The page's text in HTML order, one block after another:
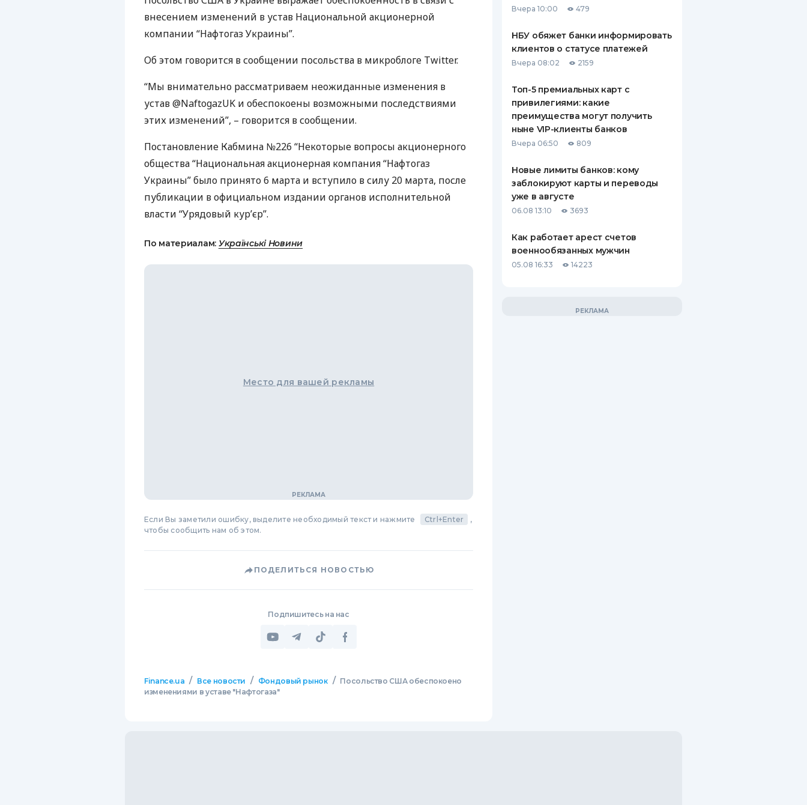
ЕЖЕМЕСЯЧНЫЙ ОБЗОР
БАНКОВСКИМ КАРТАМ
СТРАХОВАНИЮ
ВСЕ СТРАХОВЫЕ ПОЛИСЫ
ОТЗЫВЫ О СТРАХОВЫХ
КОМПАНИЯХ
внесением изменений в устав Национальной акционерной
компании “Нафтогаз Украины”.
Об этом говорится в сообщении посольства в микроблоге Twitter.
“Мы внимательно рассматриваем неожиданные изменения в
устав @NaftogazUK и обеспокоены возможными последствиями
этих изменений”, – говорится в сообщении.
Постановление Кабмина №226 “Некоторые вопросы акционерного
общества “Национальная акционерная компания “Нафтогаз
Украины” было принято 6 марта и вступило в силу 20 марта, после
публикации в официальном издании органов исполнительной
власти “Урядовый кур’єр”.
По материалам: Українські Новини
Место для вашей рекламы
Если Вы заметили ошибку, выделите необходимый текст и нажмите Ctrl+Enter
,
чтобы сообщить нам об этом.
ПОДЕЛИТЬСЯ НОВОСТЬЮ
Подпишитесь на нас
Finance.ua / Все новости / Фондовый рынок / Посольство США обеспокоено
изменениями в уставе "Нафтогаза"
Вчера 10:00 479
НБУ обяжет банки информировать
клиентов о статусе платежей
Вчера 08:02 2159
Топ-5 премиальных карт с
привилегиями: какие
преимущества могут получить
ныне VIP-клиенты банков
Вчера 06:50 809
Новые лимиты банков: кому
заблокируют карты и переводы
уже в августе
06.08 13:10 3693
Как работает арест счетов
военнообязанных мужчин
05.08 16:33 14223